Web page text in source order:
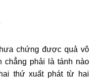
chứng được quả vô
chẳng phải là tánh nào
thứ xuất phát từ hai